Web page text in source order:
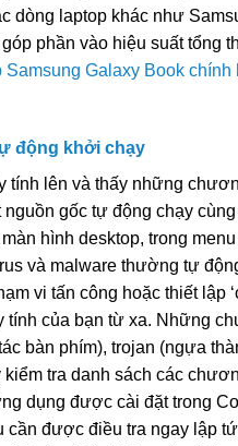
dòng laptop khác như
phần vào hiệu suất tổng
Samsung Galaxy Book chính
động khởi chạy
tính lên và thấy những
gốc tự động chạy
hình desktop, trong
và malware thường tự
vi tấn công hoặc thiết lập
tính của bạn từ xa. Những
bàn phím), trojan (ngựa
kiểm tra danh sách các
dụng được cài đặt trong
cần được điều tra ngay lập